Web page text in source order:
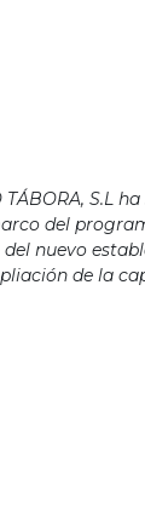
TÁBORA, S.L
del
nuevo
de la